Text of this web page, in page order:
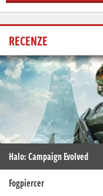
RECENZE
Halo: Campaign Evolved
Fogpiercer